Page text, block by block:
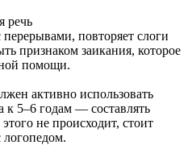
речь
повторяет слоги
признаком заикания, которое
помощи.
активно использовать
к 5–6 годам — составлять
не происходит, стоит
логопедом.